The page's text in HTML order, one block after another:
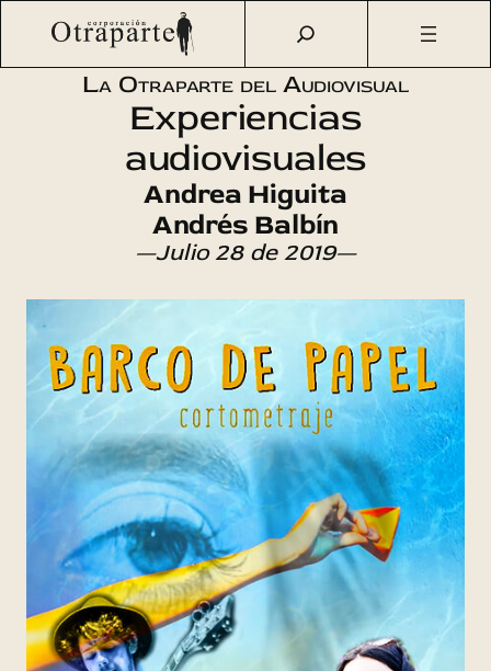
Saltar
contenido
Otraparte.org/Agenda Cultural Cine/
Barco de papel (y
La Otraparte del Audiovisual
Experiencias
audiovisuales
Andrea Higuita
Andrés Balbín
—Julio 28 de 2019—